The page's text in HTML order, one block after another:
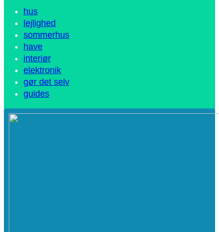
hus
lejlighed
sommerhus
have
interiør
elektronik
gør det selv
guides